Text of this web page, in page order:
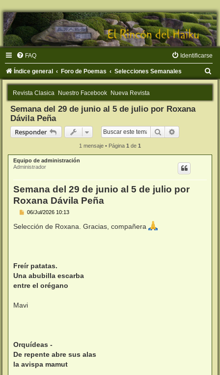
FAQ Identificarse
Índice general Foro de Poemas Selecciones Semanales
u
Revista Clasica Nuestro Facebook Nueva Revista
Semana del 29 de junio al 5 de julio por Roxana
Dávila Peña
Responder
Buscar
1 mensaje • Página 1 de 1
Equipo de administración
Administrador
Semana del 29 de junio al 5 de julio por
Roxana Dávila Peña
M
n
s
06/Jul/2026 10:13
Selección de Roxana. Gracias, compañera
Freír patatas.
Una abubilla escarba
entre el orégano
Mavi
Orquídeas -
De repente abre sus alas
la avispa mamut